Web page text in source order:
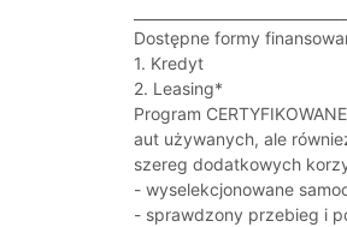
Dostępne formy
1. Kredyt
2. Leasing*
Program
aut używanych, ale
szereg dodatkowych
- wyselekcjonowane
- sprawdzony przebieg i